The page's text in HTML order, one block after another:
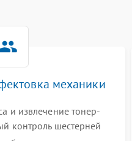
механики
и извлечение тонер-
контроль шестерней